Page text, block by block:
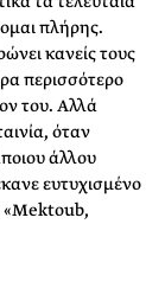
πλήρης.
κανείς τους
περισσότερο
του. Αλλά
όταν
άλλου
ευτυχισμένο
«Mektoub,